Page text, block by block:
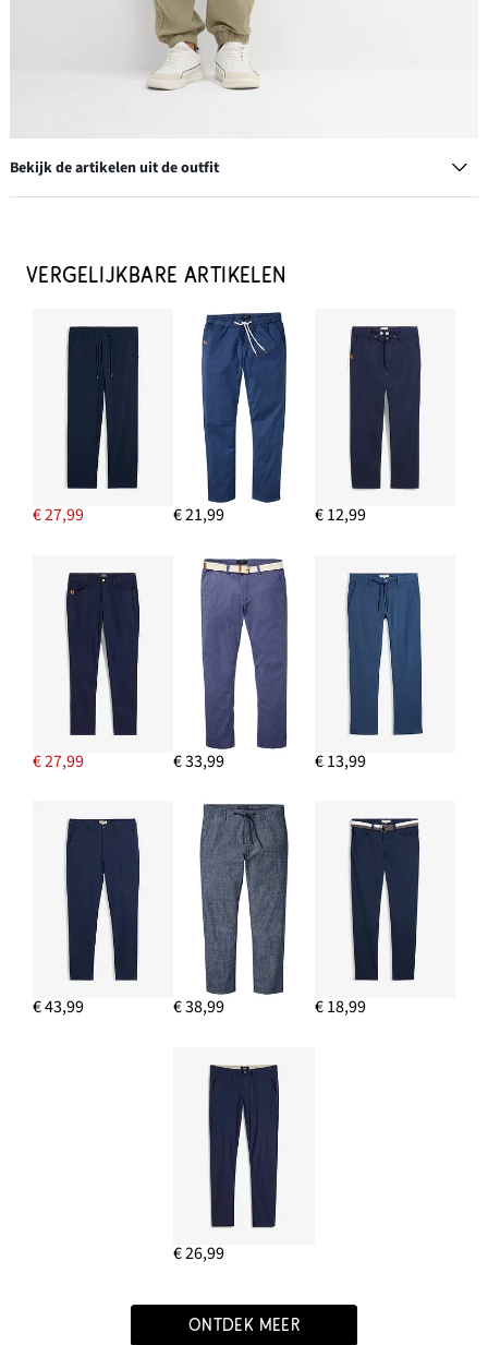
Bekijk de artikelen uit de outfit
€ 19,99
IN WINKELMANDJE
T-shirt (set van 3)
€ 21,99
IN WINKELMANDJE
VERGELIJKBARE ARTIKELEN
€ 27,99 € 21,99 € 12,99
€ 27,99 € 33,99 € 13,99
€ 43,99 € 38,99 € 18,99
€ 26,99
ONTDEK MEER